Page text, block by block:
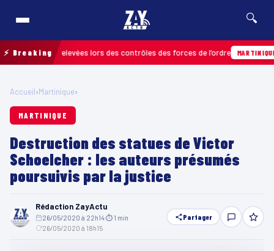
🔍
⚡ Breakingrelevées lors des contrôles des forces de l’ordre MARTINIQUE
Accueil›Martinique›
MARTINIQUE
Destruction des statues de Victor
Schoelcher : les auteurs présumés
poursuivis par la justice
Rédaction ZayActu
26/05/2020 à 22h14⏱ 1 min
26/05/2020 à 18h15
Partager